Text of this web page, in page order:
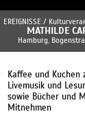
EREIGNISSE /
MATHILDE
Hamburg,
Kaffee und Kuchen
Livemusik und
sowie Bücher und
Mitnehmen